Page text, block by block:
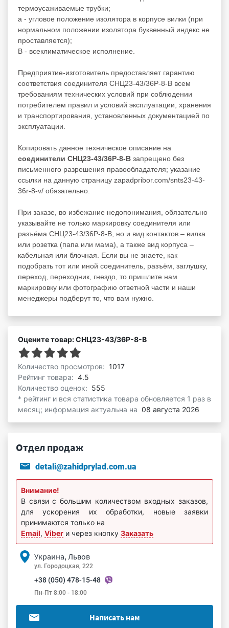
термоусаживаемые трубки;
а - угловое положение изолятора в корпусе вилки (при
нормальном положении изолятора буквенный индекс не
проставляется);
В - всеклиматическое исполнение.
Предприятие-изготовитель предоставляет гарантию
соответствия соединителя СНЦ23-43/36Р-8-В всем
требованиям технических условий при соблюдении
потребителем правил и условий эксплуатации, хранения
и транспортирования, установленных документацией по
эксплуатации.
Копировать данное техническое описание на
соединители СНЦ23-43/36Р-8-В запрещено без
письменного разрешения правообладателя; указание
ссылки на данную страницу zapadpribor.com/snts23-43-
36r-8-v/ обязательно.
При заказе, во избежание недопонимания, обязательно
указывайте не только маркировку соединителя или
разъёма СНЦ23-43/36Р-8-В, но и вид контактов – вилка
или розетка (папа или мама), а также вид корпуса –
кабельная или блочная. Если вы не знаете, как
подобрать тот или иной соединитель, разъём, заглушку,
переход, переходник, гнездо, то пришлите нам
маркировку или фотографию ответной части и наши
менеджеры подберут то, что вам нужно.
Оцените товар: СНЦ23-43/36Р-8-В
Количество просмотров: 1017
Рейтинг товара: 4.5
Количество оценок: 555
* рейтинг и вся статистика товара обновляется 1 раз в
месяц; информация актуальна на 08 августа 2026
Отдел продаж
detali@zahidprylad.com.ua
Внимание!
В связи с большим количеством входных заказов,
для ускорения их обработки, новые заявки
принимаются только на
Email, Viber и через кнопку Заказать
Украина, Львов
ул. Городоцкая, 222
+38 (050) 478-15-48
Пн-Пт 8:00 - 18:00
Написать нам